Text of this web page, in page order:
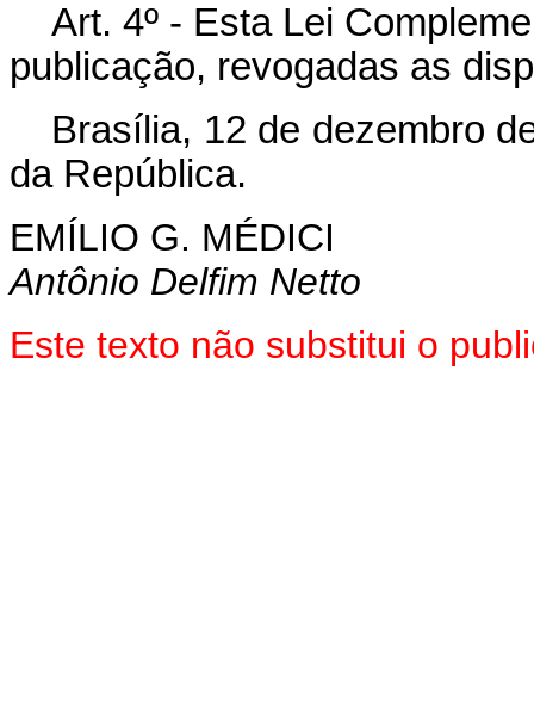
Art. 4º - Esta Lei
publicação, revogadas as
Brasília, 12 de dezembro
da República.
EMÍLIO G. MÉDICI
Antônio Delfim Netto
Este texto não substitui o